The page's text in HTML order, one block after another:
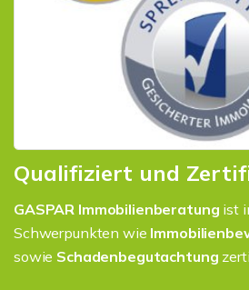
Qualifiziert und
GASPAR Immobilienberatung ist
Schwerpunkten wie
sowie Schadenbegutachtung